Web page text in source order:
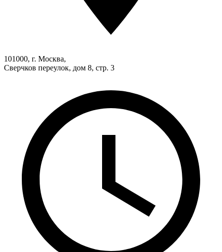
101000, г. Москва,
Сверчков переулок, дом 8, стр. 3